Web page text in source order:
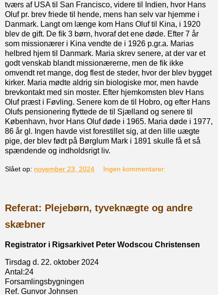
tværs af USA til San Francisco, videre til Indien, hvor Hans
Oluf pr. brev friede til hende, mens han selv var hjemme i
Danmark. Langt om længe kom Hans Oluf til Kina, i 1920
blev de gift. De fik 3 børn, hvoraf det ene døde. Efter 7 år
som missionærer i Kina vendte de i 1926 p.gr.a. Marias
helbred hjem til Danmark. Maria skrev senere, at der var et
godt venskab blandt missionærerne, men de fik ikke
omvendt ret mange, dog flest de steder, hvor der blev bygget
kirker. Maria mødte aldrig sin biologiske mor, men havde
brevkontakt med sin moster. Efter hjemkomsten blev Hans
Oluf præst i Føvling. Senere kom de til Hobro, og efter Hans
Olufs pensionering flyttede de til Sjælland og senere til
København, hvor Hans Oluf døde i 1965. Maria døde i 1977,
86 år gl. Ingen havde vist forestillet sig, at den lille uægte
pige, der blev født på Børglum Mark i 1891 skulle få et så
spændende og indholdsrigt liv.
Slået op: november 23, 2024 Ingen kommentarer:
Referat: Plejebørn, tyveknægte og andre
skæbner
Registrator i Rigsarkivet Peter Wodscou Christensen
Tirsdag d. 22. oktober 2024
Antal:24
Forsamlingsbygningen
Ref. Gunvor Johnsen